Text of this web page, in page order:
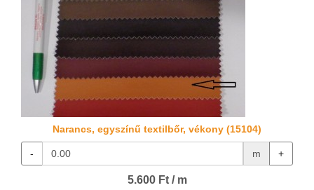
Narancs, egyszínű textilbőr, vékony (15104)
- m +
5.600 Ft / m